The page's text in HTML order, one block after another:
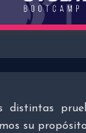
distintas
su